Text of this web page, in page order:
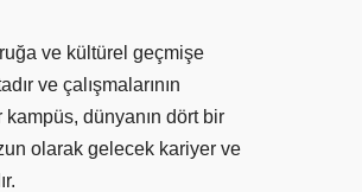
ve kültürel geçmişe
ve çalışmalarının
kampüs, dünyanın dört bir
olarak gelecek kariyer ve